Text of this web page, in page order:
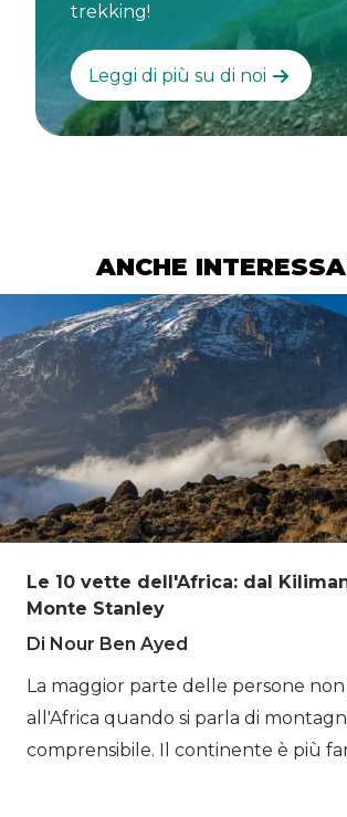
trekking!
Leggi di più su di noi
ANCHE
Le 10 vette dell'Africa: dal
Monte Stanley
Di Nour Ben Ayed
La maggior parte delle persone non
all'Africa quando si parla di
comprensibile. Il continente è più